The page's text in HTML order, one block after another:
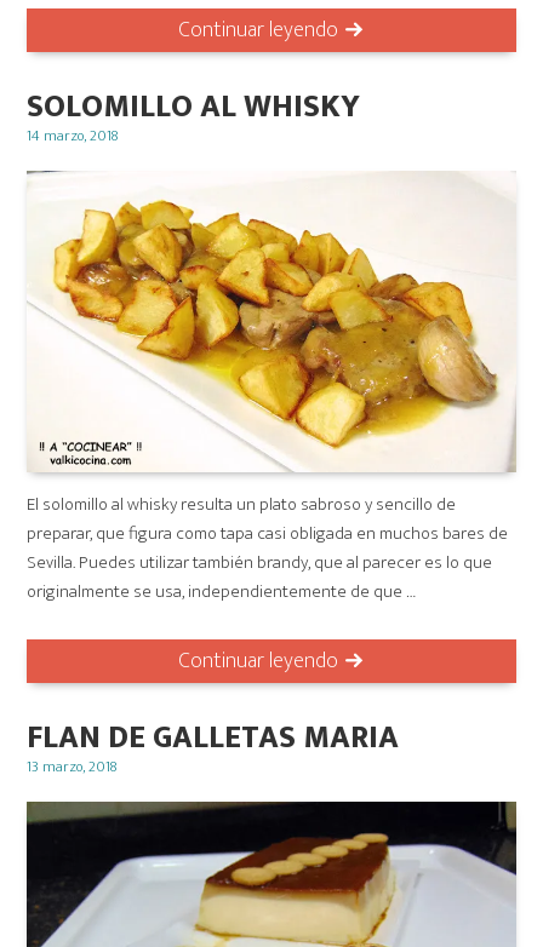
Continuar leyendo
SOLOMILLO AL WHISKY
Posted
14 marzo, 2018
El solomillo al whisky resulta un plato sabroso y sencillo de
preparar, que figura como tapa casi obligada en muchos bares de
Sevilla. Puedes utilizar también brandy, que al parecer es lo que
originalmente se usa, independientemente de que …
Continuar leyendo
FLAN DE GALLETAS MARIA
Posted
13 marzo, 2018